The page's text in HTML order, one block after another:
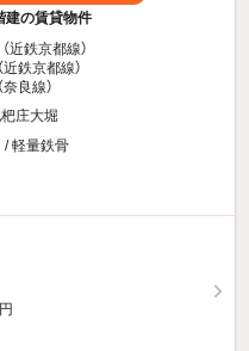
建の賃貸物件
近鉄京都線）
近鉄京都線）
奈良線）
庄大堀
/ 軽量鉄骨